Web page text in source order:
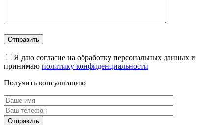
Я даю согласие на обработку персональных данных и
принимаю политику конфиденциальности
Получить консультацию